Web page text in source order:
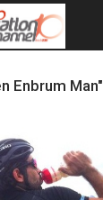
Enbrum Man"